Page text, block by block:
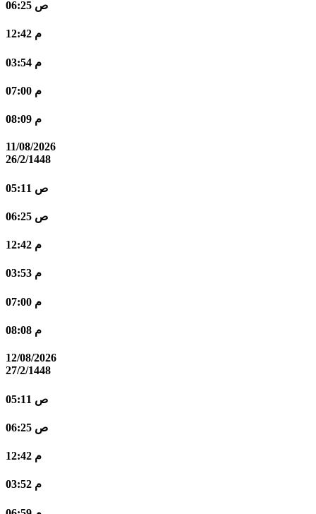
06:25 ص
12:42 م
03:54 م
07:00 م
08:09 م
11/08/2026
26/2/1448
05:11 ص
06:25 ص
12:42 م
03:53 م
07:00 م
08:08 م
12/08/2026
27/2/1448
05:11 ص
06:25 ص
12:42 م
03:52 م